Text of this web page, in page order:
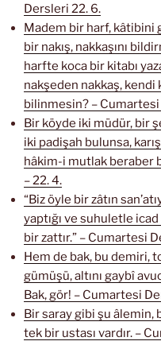
Dersleri 22. 6.
Madem bir harf, kâtibini
bir nakış, nakkaşını
harfte koca bir kitabı
nakşeden nakkaş, kendi
bilinmesin? –
Bir köyde iki müdür, bir
iki padişah bulunsa,
hâkim-i mutlak beraber
– 22. 4.
“Biz öyle bir zâtın
yaptığı ve suhuletle
bir zattır.” – Cumartesi
Hem de bak, bu demiri,
gümüşü, altını gaybî
Bak, gör! – Cumartesi
Bir saray gibi şu
tek bir ustası vardır. –